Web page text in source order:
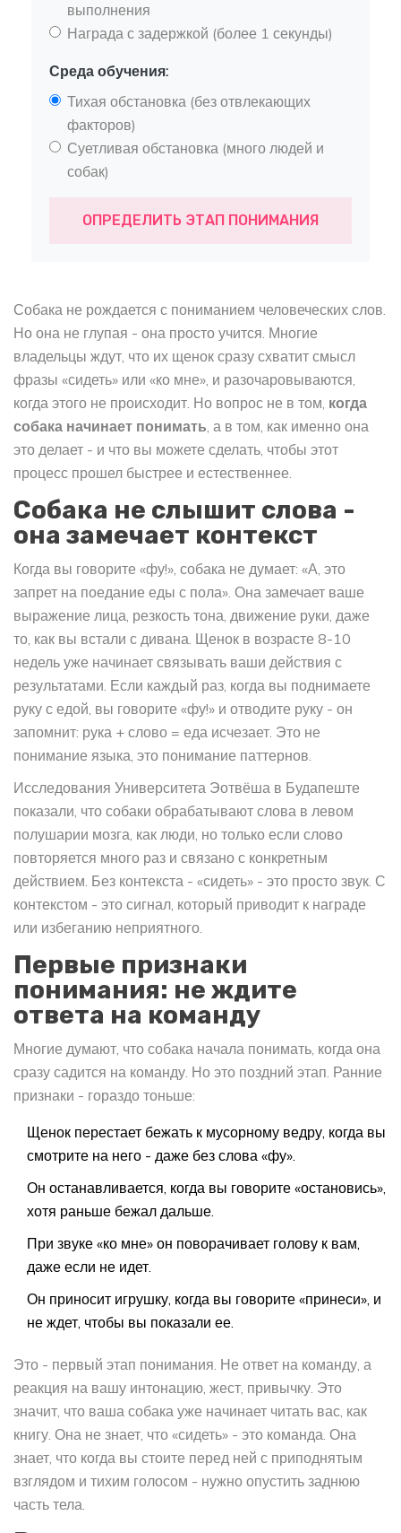
выполнения
Награда с задержкой (более 1 секунды)
Среда обучения:
Тихая обстановка (без отвлекающих
факторов)
Суетливая обстановка (много людей и
собак)
ОПРЕДЕЛИТЬ ЭТАП ПОНИМАНИЯ
Собака не рождается с пониманием человеческих слов.
Но она не глупая - она просто учится. Многие
владельцы ждут, что их щенок сразу схватит смысл
фразы «сидеть» или «ко мне», и разочаровываются,
когда этого не происходит. Но вопрос не в том, когда
собака начинает понимать, а в том, как именно она
это делает - и что вы можете сделать, чтобы этот
процесс прошел быстрее и естественнее.
Собака не слышит слова -
она замечает контекст
Когда вы говорите «фу!», собака не думает: «А, это
запрет на поедание еды с пола». Она замечает ваше
выражение лица, резкость тона, движение руки, даже
то, как вы встали с дивана. Щенок в возрасте 8-10
недель уже начинает связывать ваши действия с
результатами. Если каждый раз, когда вы поднимаете
руку с едой, вы говорите «фу!» и отводите руку - он
запомнит: рука + слово = еда исчезает. Это не
понимание языка, это понимание паттернов.
Исследования Университета Эотвёша в Будапеште
показали, что собаки обрабатывают слова в левом
полушарии мозга, как люди, но только если слово
повторяется много раз и связано с конкретным
действием. Без контекста - «сидеть» - это просто звук. С
контекстом - это сигнал, который приводит к награде
или избеганию неприятного.
Первые признаки
понимания: не ждите
ответа на команду
Многие думают, что собака начала понимать, когда она
сразу садится на команду. Но это поздний этап. Ранние
признаки - гораздо тоньше:
Щенок перестает бежать к мусорному ведру, когда вы
смотрите на него - даже без слова «фу».
Он останавливается, когда вы говорите «остановись»,
хотя раньше бежал дальше.
При звуке «ко мне» он поворачивает голову к вам,
даже если не идет.
Он приносит игрушку, когда вы говорите «принеси», и
не ждет, чтобы вы показали ее.
Это - первый этап понимания. Не ответ на команду, а
реакция на вашу интонацию, жест, привычку. Это
значит, что ваша собака уже начинает читать вас, как
книгу. Она не знает, что «сидеть» - это команда. Она
знает, что когда вы стоите перед ней с приподнятым
взглядом и тихим голосом - нужно опустить заднюю
часть тела.